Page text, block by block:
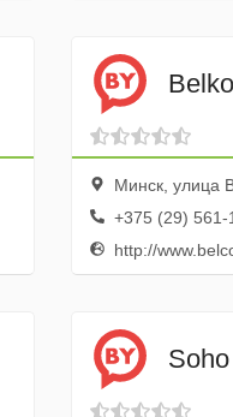
Минск, улица
+375 (29) 561-
http://